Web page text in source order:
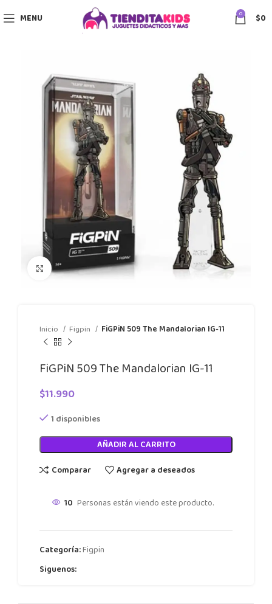
MENU 0 $0
Click to enlarge
Inicio Figpin FiGPiN 509 The Mandalorian IG-11
FiGPiN 509 The Mandalorian IG-11
$11.990
1 disponibles
AÑADIR AL CARRITO
Comparar
Agregar a deseados
10 Personas están viendo este producto.
Categoría:Figpin
Siguenos: